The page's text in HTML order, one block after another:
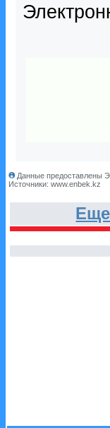
Данные предоставлены
Источники: www.enbek.kz